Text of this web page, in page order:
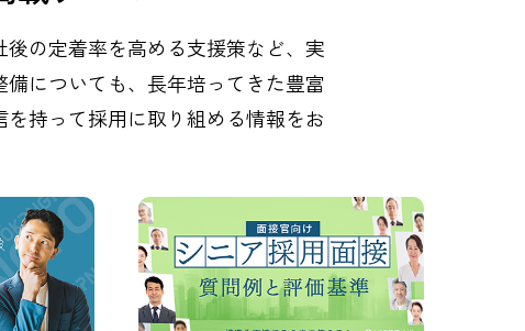
の定着率を高める支援策など、実
についても、長年培ってきた豊富
持って採用に取り組める情報をお